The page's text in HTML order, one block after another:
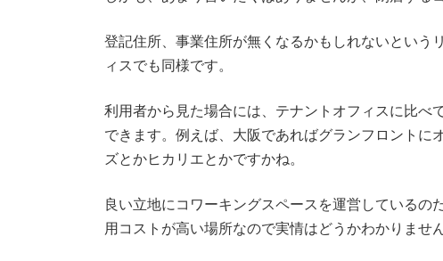
登記住所、事業住所が無くなるかもしれないという
ィスでも同様です。
利用者から見た場合には、テナントオフィスに比べ
できます。例えば、大阪であればグランフロント
ズとかヒカリエとかですかね。
良い立地にコワーキングスペースを運営している
用コストが高い場所なので実情はどうかわかりません